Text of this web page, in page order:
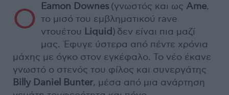
Ο Eamon Downes (γνωστός και ως Ame,
το μισό του εμβληματικού rave
ντουέτου Liquid) δεν είναι πια μαζί
μας. Έφυγε ύστερα από πέντε χρόνια
μάχης με όγκο στον εγκέφαλο. Το νέο έκανε
γνωστό ο στενός του φίλος και συνεργάτης
Billy Daniel Bunter, μέσα από μια ανάρτηση